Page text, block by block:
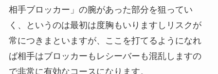
相手ブロッカー」の腕があった部分を狙ってい
く、というのは最初は度胸もいりますしリスクが
常につきまといますが、ここを打てるようになれ
ば相手はブロッカーもレシーバーも混乱しますの
で非常に有効なコースになります。